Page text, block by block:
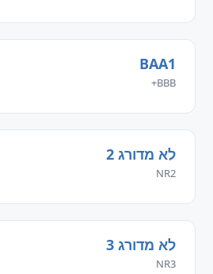
BAA1
BBB+
לא מדורג 2
NR2
לא מדורג 3
NR3